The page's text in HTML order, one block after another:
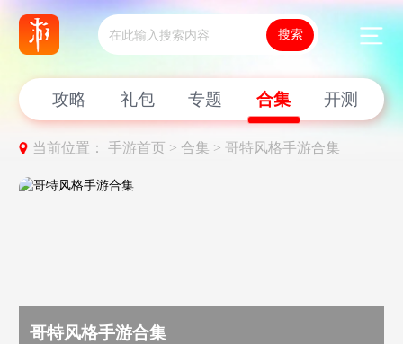
攻略 礼包 专题 合集 开测
当前位置： 手游首页 > 合集 >哥特风格手游合集
哥特风格手游合集